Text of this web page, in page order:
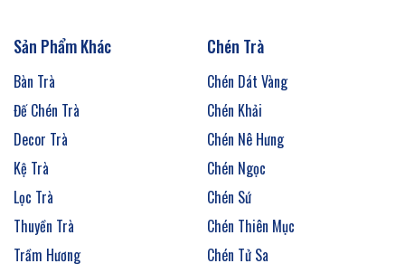
Sản Phẩm Khác
Bàn Trà
Đế Chén Trà
Decor Trà
Kệ Trà
Lọc Trà
Thuyền Trà
Trầm Hương
Chén Trà
Chén Dát Vàng
Chén Khải
Chén Nê Hưng
Chén Ngọc
Chén Sứ
Chén Thiên Mục
Chén Tử Sa